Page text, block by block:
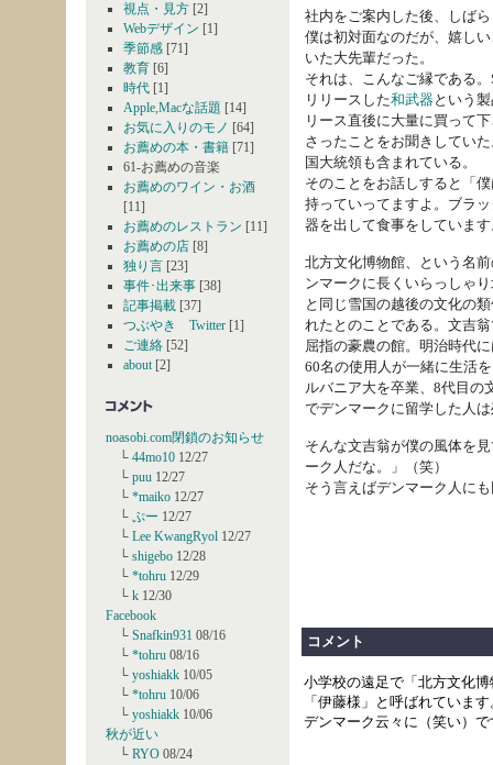
視点・見方 [2]
Webデザイン [1]
季節感 [71]
教育 [6]
時代 [1]
Apple,Macな話題 [14]
お気に入りのモノ [64]
お薦めの本・書籍 [71]
61-お薦めの音楽
お薦めのワイン・お酒
[11]
お薦めのレストラン [11]
お薦めの店 [8]
独り言 [23]
事件･出来事 [38]
記事掲載 [37]
つぶやき Twitter [1]
ご連絡 [52]
about[2]
noasobi.com閉鎖のお知らせ
└ 44mo10 12/27
└ puu 12/27
└ *maiko 12/27
└ ぷー 12/27
└ Lee KwangRyol 12/27
└ shigebo 12/28
└ *tohru 12/29
└ k 12/30
Facebook
└ Snafkin931 08/16
└ *tohru 08/16
└ yoshiakk 10/05
└ *tohru 10/06
└ yoshiakk 10/06
秋が近い
└ RYO 08/24
社内をご案内した後、しば
僕は初対面なのだが、嬉し
いた大先輩だった。
それは、こんなご縁である
リリースした和武器という
リース直後に大量に買って
さったことをお聞きしてい
国大統領も含まれている。
そのことをお話しすると「
持っていってますよ。ブラ
器を出して食事をしていま
北方文化博物館、という名
ンマークに長くいらっしゃ
と同じ雪国の越後の文化の
れたとのことである。文吉
屈指の豪農の館。明治時代
60名の使用人が一緒に生活
ルバニア大を卒業、8代目の
でデンマークに留学した人
そんな文吉翁が僕の風体を
ーク人だな。」（笑）
そう言えばデンマーク人に
コメント
小学校の遠足で「北方文化
「伊藤様」と呼ばれていま
デンマーク云々に（笑い）で